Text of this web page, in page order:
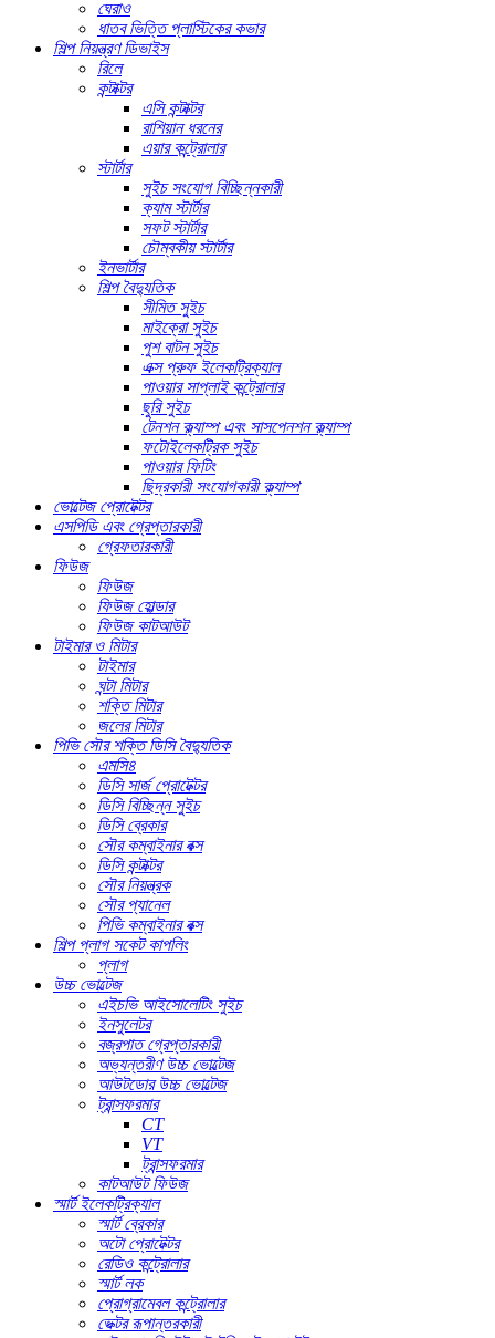
ঘেরাও
ধাতব ভিত্তি প্লাস্টিকের কভার
শিল্প নিয়ন্ত্রণ ডিভাইস
রিলে
কন্টাক্টর
এসি কন্টাক্টর
রাশিয়ান ধরনের
এয়ার কন্ট্রোলার
স্টার্টার
সুইচ সংযোগ বিচ্ছিন্নকারী
ক্যাম স্টার্টার
সফট স্টার্টার
চৌম্বকীয় স্টার্টার
ইনভার্টার
শিল্প বৈদ্যুতিক
সীমিত সুইচ
মাইক্রো সুইচ
পুশ বাটন সুইচ
এক্স প্রুফ ইলেকট্রিক্যাল
পাওয়ার সাপ্লাই কন্ট্রোলার
ছুরি সুইচ
টেনশন ক্ল্যাম্প এবং সাসপেনশন ক্ল্যাম্প
ফটোইলেকট্রিক সুইচ
পাওয়ার ফিটিং
ছিদ্রকারী সংযোগকারী ক্ল্যাম্প
ভোল্টেজ প্রোটেক্টর
এসপিডি এবং গ্রেপ্তারকারী
গ্রেফতারকারী
ফিউজ
ফিউজ
ফিউজ হোল্ডার
ফিউজ কাটআউট
টাইমার ও মিটার
টাইমার
ঘন্টা মিটার
শক্তি মিটার
জলের মিটার
পিভি সৌর শক্তি ডিসি বৈদ্যুতিক
এমসি৪
ডিসি সার্জ প্রোটেক্টর
ডিসি বিচ্ছিন্ন সুইচ
ডিসি ব্রেকার
সৌর কম্বাইনার বক্স
ডিসি কন্টাক্টর
সৌর নিয়ন্ত্রক
সৌর প্যানেল
পিভি কম্বাইনার বক্স
শিল্প প্লাগ সকেট কাপলিং
প্লাগ
উচ্চ ভোল্টেজ
এইচভি আইসোলেটিং সুইচ
ইনসুলেটর
বজ্রপাত গ্রেপ্তারকারী
অভ্যন্তরীণ উচ্চ ভোল্টেজ
আউটডোর উচ্চ ভোল্টেজ
ট্রান্সফরমার
CT
VT
ট্রান্সফরমার
কাটআউট ফিউজ
স্মার্ট ইলেকট্রিক্যাল
স্মার্ট ব্রেকার
অটো প্রোটেক্টর
রেডিও কন্ট্রোলার
স্মার্ট লক
প্রোগ্রামেবল কন্ট্রোলার
ভেক্টর রূপান্তরকারী